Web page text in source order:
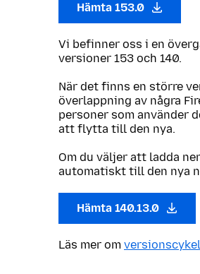
Hämta 153.0
Vi befinner oss i en
versioner 153 och 140.
När det finns en större
överlappning av några
personer som använder
att flytta till den nya.
Om du väljer att ladda
automatiskt till den nya
Hämta 140.13.0
Läs mer om